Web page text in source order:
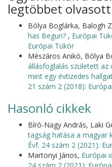
legtöbbet
Bólya Boglárka, Balogh
has Begun? , Európai
Európai Tükör
Mészáros Anikó, Bólya
állásfoglalás született az
mint egy évtizedes
21 szám 2 (2018):
Hasonló cikkek
Bíró-Nagy András, Laki
tagság hatása a magyar
Évf. 24 szám 2 (2021):
Martonyi János, Európai